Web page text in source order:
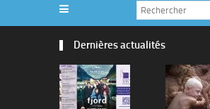
Dernières actualités